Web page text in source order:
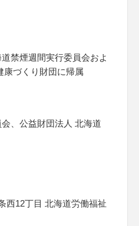
禁煙週間実行委員会およ
康づくり財団に帰属
、公益財団法人 北海道
西12丁目 北海道労働福祉